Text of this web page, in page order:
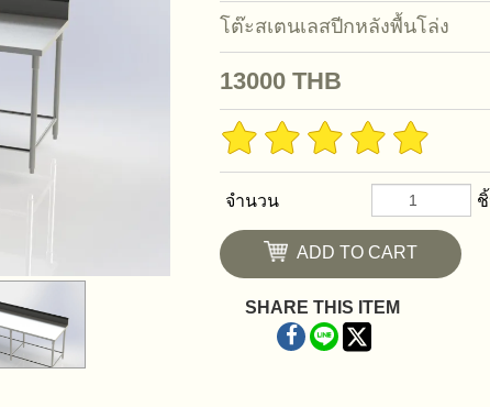
โต๊ะสเตนเลสปีกหลังพื้นโล่ง
13000 THB
จำนวน
ADD TO CART
SHARE THIS ITEM